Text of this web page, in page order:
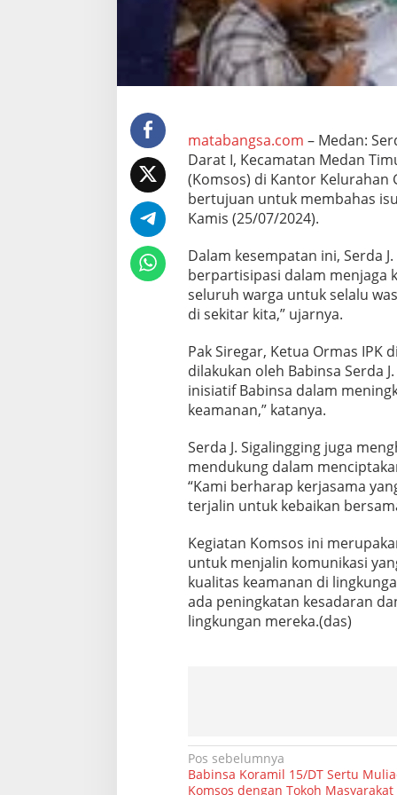
r
K
o
m
s
o
i
K
a
n
t
o
e
l
u
a
n
G
l
g
u
r
D
a
a
t
I
matabangsa.com – Medan:
Darat I, Kecamatan Medan
(Komsos) di Kantor Kelurahan
bertujuan untuk membahas
Kamis (25/07/2024).
Dalam kesempatan ini, Serda
berpartisipasi dalam menjaga
seluruh warga untuk selalu
di sekitar kita,” ujarnya.
Pak Siregar, Ketua Ormas IPK
dilakukan oleh Babinsa Serda
inisiatif Babinsa dalam
keamanan,” katanya.
Serda J. Sigalingging juga
mendukung dalam
“Kami berharap kerjasama
terjalin untuk kebaikan
Kegiatan Komsos ini
untuk menjalin komunikasi
kualitas keamanan di
ada peningkatan kesadaran
lingkungan mereka.(das)
N
a
Pos sebelumnya
Babinsa Koramil 15/DT Sertu
Komsos dengan Tokoh Masyarakat